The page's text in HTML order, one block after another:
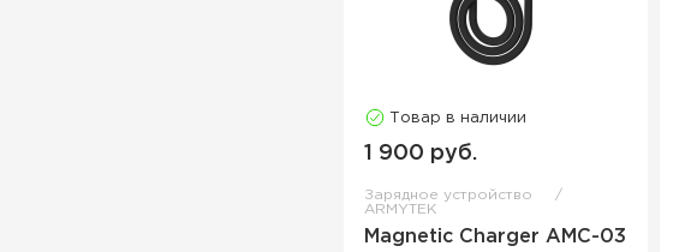
Товар в наличии
1 900 руб.
Зарядное устройство
ARMYTEK
Magnetic Charger AMC-03